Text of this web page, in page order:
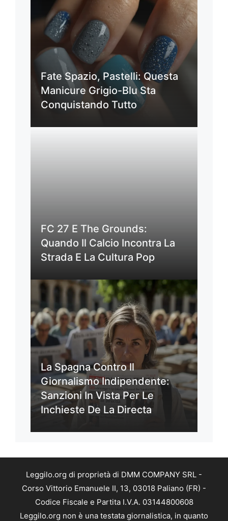
Fate Spazio, Pastelli: Questa
Manicure Grigio-Blu Sta
Conquistando Tutto
FC 27 E The Grounds:
Quando Il Calcio Incontra La
Strada E La Cultura Pop
La Spagna Contro Il
Giornalismo Indipendente:
Sanzioni In Vista Per Le
Inchieste De La Directa
Leggilo.org di proprietà di DMM COMPANY SRL -
Corso Vittorio Emanuele II, 13, 03018 Paliano (FR) -
Codice Fiscale e Partita I.V.A. 03144800608
Leggilo.org non è una testata giornalistica, in quanto